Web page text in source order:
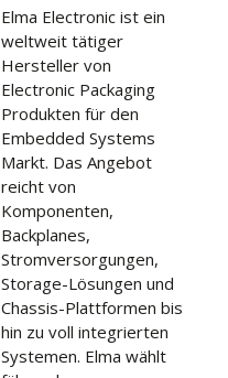
Elma Electronic ist ein
weltweit tätiger
Hersteller von
Electronic Packaging
Produkten für den
Embedded Systems
Markt. Das Angebot
reicht von
Komponenten,
Backplanes,
Stromversorgungen,
Storage-Lösungen und
Chassis-Plattformen bis
hin zu voll integrierten
Systemen. Elma wählt